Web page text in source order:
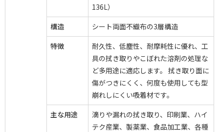
136L）
構造
シート両面不織布の3層構造
特徴
耐久性、低塵性、耐摩耗性に優れ、工
具の拭き取りやこぼれた溶剤の処理な
ど多用途に適応します。 拭き取り面に
傷がつきにくく、何度も使用しても型
崩れしにくい吸着材です。
主な用途
滴りや漏れの拭き取り、印刷業、ハイ
テク産業、製薬業、食品加工業、各種